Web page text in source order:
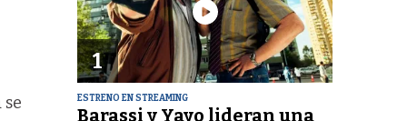
1
ESTRENO EN STREAMING
Barassi y Yayo lideran una